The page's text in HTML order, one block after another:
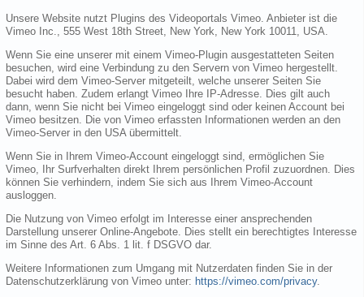
Unsere Website nutzt Plugins des Videoportals Vimeo. Anbieter ist die
Vimeo Inc., 555 West 18th Street, New York, New York 10011, USA.
Wenn Sie eine unserer mit einem Vimeo-Plugin ausgestatteten Seiten
besuchen, wird eine Verbindung zu den Servern von Vimeo hergestellt.
Dabei wird dem Vimeo-Server mitgeteilt, welche unserer Seiten Sie
besucht haben. Zudem erlangt Vimeo Ihre IP-Adresse. Dies gilt auch
dann, wenn Sie nicht bei Vimeo eingeloggt sind oder keinen Account bei
Vimeo besitzen. Die von Vimeo erfassten Informationen werden an den
Vimeo-Server in den USA übermittelt.
Wenn Sie in Ihrem Vimeo-Account eingeloggt sind, ermöglichen Sie
Vimeo, Ihr Surfverhalten direkt Ihrem persönlichen Profil zuzuordnen. Dies
können Sie verhindern, indem Sie sich aus Ihrem Vimeo-Account
ausloggen.
Die Nutzung von Vimeo erfolgt im Interesse einer ansprechenden
Darstellung unserer Online-Angebote. Dies stellt ein berechtigtes Interesse
im Sinne des Art. 6 Abs. 1 lit. f DSGVO dar.
Weitere Informationen zum Umgang mit Nutzerdaten finden Sie in der
Datenschutzerklärung von Vimeo unter: https://vimeo.com/privacy.